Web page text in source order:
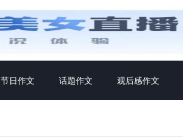
节日作文 话题作文 观后感作文